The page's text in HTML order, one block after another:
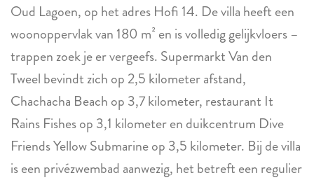
Oud Lagoen, op het adres Hofi 14. De villa heeft een
woonoppervlak van 180 m² en is volledig gelijkvloers –
trappen zoek je er vergeefs. Supermarkt Van den
Tweel bevindt zich op 2,5 kilometer afstand,
Chachacha Beach op 3,7 kilometer, restaurant It
Rains Fishes op 3,1 kilometer en duikcentrum Dive
Friends Yellow Submarine op 3,5 kilometer. Bij de villa
is een privézwembad aanwezig, het betreft een regulier